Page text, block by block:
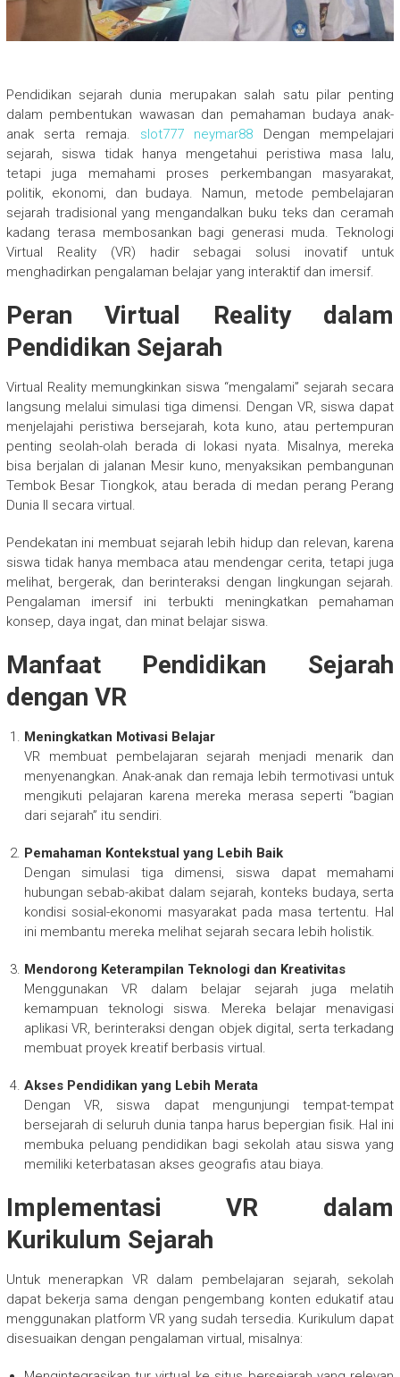
Pendidikan sejarah dunia merupakan salah satu pilar penting
dalam pembentukan wawasan dan pemahaman budaya anak-
anak serta remaja. slot777 neymar88 Dengan mempelajari
sejarah, siswa tidak hanya mengetahui peristiwa masa lalu,
tetapi juga memahami proses perkembangan masyarakat,
politik, ekonomi, dan budaya. Namun, metode pembelajaran
sejarah tradisional yang mengandalkan buku teks dan ceramah
kadang terasa membosankan bagi generasi muda. Teknologi
Virtual Reality (VR) hadir sebagai solusi inovatif untuk
menghadirkan pengalaman belajar yang interaktif dan imersif.
Peran Virtual Reality dalam
Pendidikan Sejarah
Virtual Reality memungkinkan siswa “mengalami” sejarah secara
langsung melalui simulasi tiga dimensi. Dengan VR, siswa dapat
menjelajahi peristiwa bersejarah, kota kuno, atau pertempuran
penting seolah-olah berada di lokasi nyata. Misalnya, mereka
bisa berjalan di jalanan Mesir kuno, menyaksikan pembangunan
Tembok Besar Tiongkok, atau berada di medan perang Perang
Dunia II secara virtual.
Pendekatan ini membuat sejarah lebih hidup dan relevan, karena
siswa tidak hanya membaca atau mendengar cerita, tetapi juga
melihat, bergerak, dan berinteraksi dengan lingkungan sejarah.
Pengalaman imersif ini terbukti meningkatkan pemahaman
konsep, daya ingat, dan minat belajar siswa.
Manfaat Pendidikan Sejarah
dengan VR
Meningkatkan Motivasi Belajar
VR membuat pembelajaran sejarah menjadi menarik dan
menyenangkan. Anak-anak dan remaja lebih termotivasi untuk
mengikuti pelajaran karena mereka merasa seperti “bagian
dari sejarah” itu sendiri.
Pemahaman Kontekstual yang Lebih Baik
Dengan simulasi tiga dimensi, siswa dapat memahami
hubungan sebab-akibat dalam sejarah, konteks budaya, serta
kondisi sosial-ekonomi masyarakat pada masa tertentu. Hal
ini membantu mereka melihat sejarah secara lebih holistik.
Mendorong Keterampilan Teknologi dan Kreativitas
Menggunakan VR dalam belajar sejarah juga melatih
kemampuan teknologi siswa. Mereka belajar menavigasi
aplikasi VR, berinteraksi dengan objek digital, serta terkadang
membuat proyek kreatif berbasis virtual.
Akses Pendidikan yang Lebih Merata
Dengan VR, siswa dapat mengunjungi tempat-tempat
bersejarah di seluruh dunia tanpa harus bepergian fisik. Hal ini
membuka peluang pendidikan bagi sekolah atau siswa yang
memiliki keterbatasan akses geografis atau biaya.
Implementasi VR dalam
Kurikulum Sejarah
Untuk menerapkan VR dalam pembelajaran sejarah, sekolah
dapat bekerja sama dengan pengembang konten edukatif atau
menggunakan platform VR yang sudah tersedia. Kurikulum dapat
disesuaikan dengan pengalaman virtual, misalnya: